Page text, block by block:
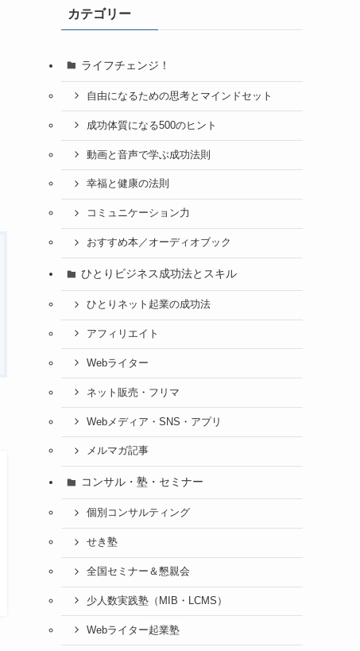
カテゴリー
ライフチェンジ！
自由になるための思考とマインドセット
成功体質になる500のヒント
動画と音声で学ぶ成功法則
幸福と健康の法則
コミュニケーション力
おすすめ本／オーディオブック
ひとりビジネス成功法とスキル
ひとりネット起業の成功法
アフィリエイト
Webライター
ネット販売・フリマ
Webメディア・SNS・アプリ
メルマガ記事
コンサル・塾・セミナー
個別コンサルティング
せき塾
全国セミナー＆懇親会
少人数実践塾（MIB・LCMS）
Webライター起業塾